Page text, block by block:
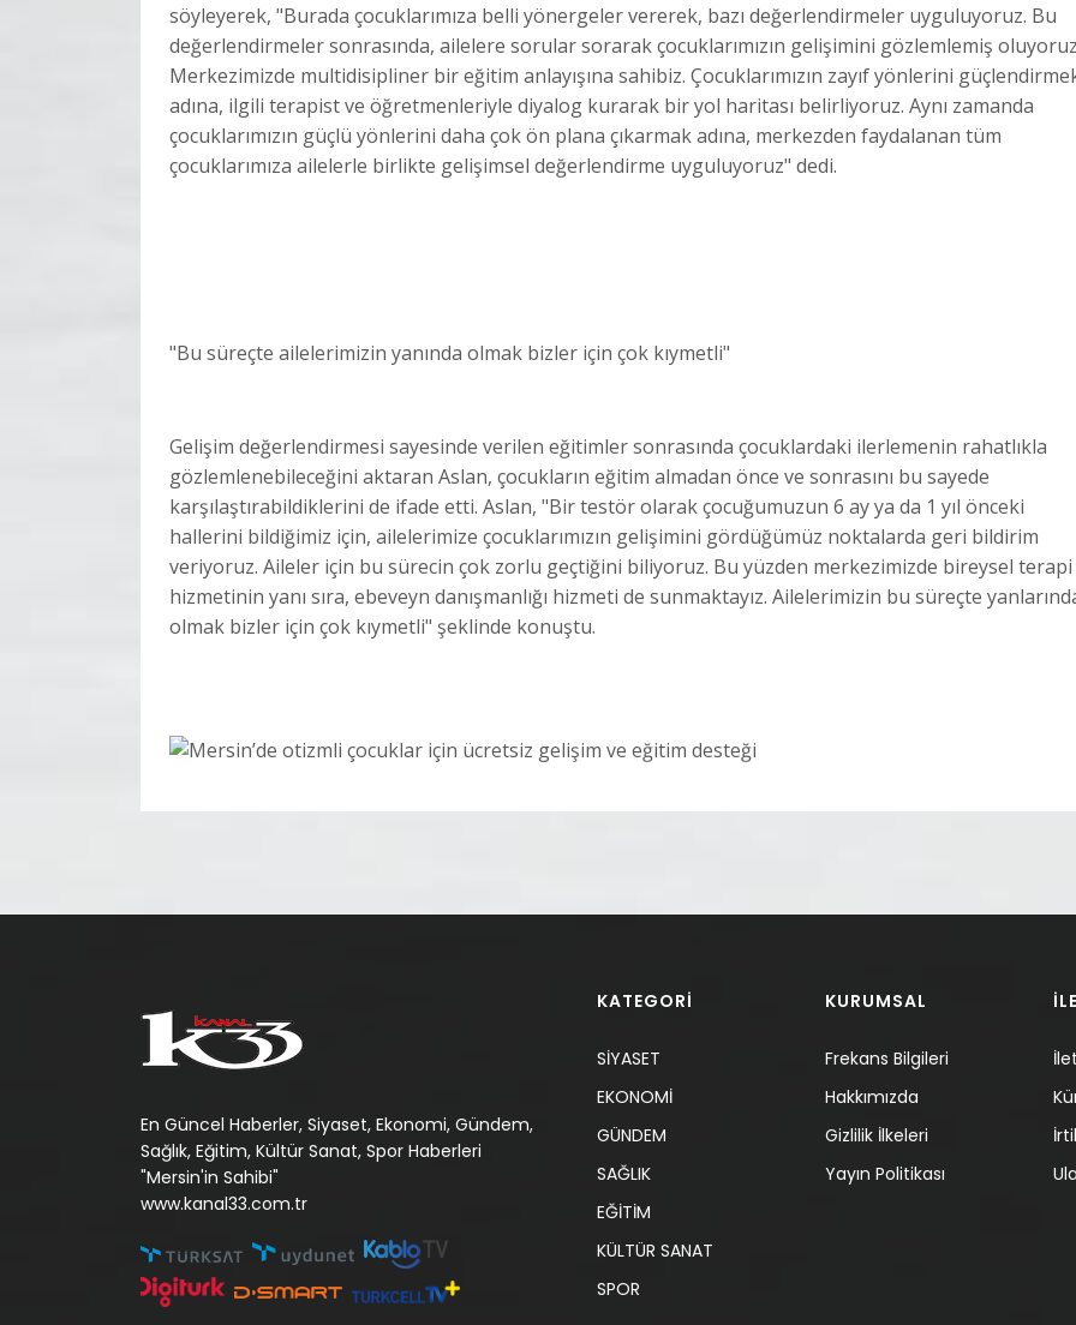
söyleyerek, "Burada çocuklarımıza belli yönergeler vererek, bazı değerlendirmeler uyguluyoruz. Bu
değerlendirmeler sonrasında, ailelere sorular sorarak çocuklarımızın gelişimini gözlemlemiş
Merkezimizde multidisipliner bir eğitim anlayışına sahibiz. Çocuklarımızın zayıf yönlerini
adına, ilgili terapist ve öğretmenleriyle diyalog kurarak bir yol haritası belirliyoruz. Aynı zamanda
çocuklarımızın güçlü yönlerini daha çok ön plana çıkarmak adına, merkezden faydalanan tüm
çocuklarımıza ailelerle birlikte gelişimsel değerlendirme uyguluyoruz" dedi.
"Bu süreçte ailelerimizin yanında olmak bizler için çok kıymetli"
Gelişim değerlendirmesi sayesinde verilen eğitimler sonrasında çocuklardaki ilerlemenin rahatlıkla
gözlemlenebileceğini aktaran Aslan, çocukların eğitim almadan önce ve sonrasını bu sayede
karşılaştırabildiklerini de ifade etti. Aslan, "Bir testör olarak çocuğumuzun 6 ay ya da 1 yıl önceki
hallerini bildiğimiz için, ailelerimize çocuklarımızın gelişimini gördüğümüz noktalarda geri bildirim
veriyoruz. Aileler için bu sürecin çok zorlu geçtiğini biliyoruz. Bu yüzden merkezimizde bireysel terapi
hizmetinin yanı sıra, ebeveyn danışmanlığı hizmeti de sunmaktayız. Ailelerimizin bu süreçte
olmak bizler için çok kıymetli" şeklinde konuştu.
En Güncel Haberler, Siyaset, Ekonomi, Gündem,
Sağlık, Eğitim, Kültür Sanat, Spor Haberleri
"Mersin'in Sahibi"
www.kanal33.com.tr
KATEGORİ
SİYASET
EKONOMİ
GÜNDEM
SAĞLIK
EĞİTİM
KÜLTÜR SANAT
SPOR
KURUMSAL
Frekans Bilgileri
Hakkımızda
Gizlilik İlkeleri
Yayın Politikası